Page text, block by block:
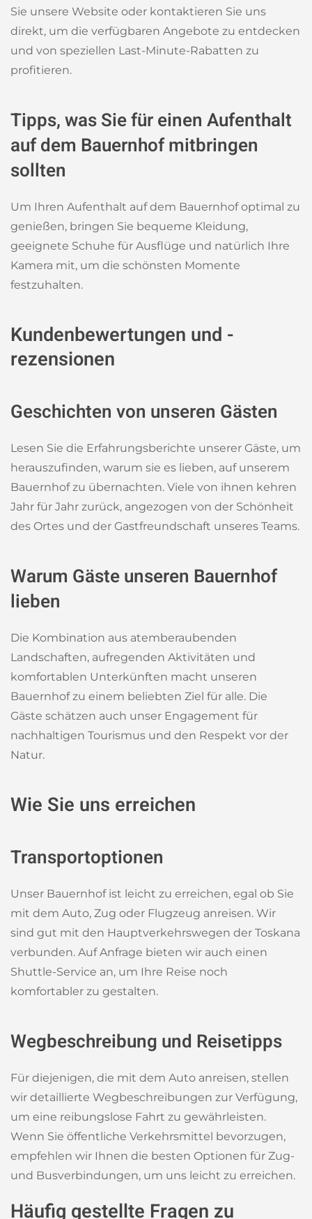
Sie unsere Website oder kontaktieren Sie uns
direkt, um die verfügbaren Angebote zu entdecken
und von speziellen Last-Minute-Rabatten zu
profitieren.
Tipps, was Sie für einen Aufenthalt
auf dem Bauernhof mitbringen
sollten
Um Ihren Aufenthalt auf dem Bauernhof optimal zu
genießen, bringen Sie bequeme Kleidung,
geeignete Schuhe für Ausflüge und natürlich Ihre
Kamera mit, um die schönsten Momente
festzuhalten.
Kundenbewertungen und -
rezensionen
Geschichten von unseren Gästen
Lesen Sie die Erfahrungsberichte unserer Gäste, um
herauszufinden, warum sie es lieben, auf unserem
Bauernhof zu übernachten. Viele von ihnen kehren
Jahr für Jahr zurück, angezogen von der Schönheit
des Ortes und der Gastfreundschaft unseres Teams.
Warum Gäste unseren Bauernhof
lieben
Die Kombination aus atemberaubenden
Landschaften, aufregenden Aktivitäten und
komfortablen Unterkünften macht unseren
Bauernhof zu einem beliebten Ziel für alle. Die
Gäste schätzen auch unser Engagement für
nachhaltigen Tourismus und den Respekt vor der
Natur.
Wie Sie uns erreichen
Transportoptionen
Unser Bauernhof ist leicht zu erreichen, egal ob Sie
mit dem Auto, Zug oder Flugzeug anreisen. Wir
sind gut mit den Hauptverkehrswegen der Toskana
verbunden. Auf Anfrage bieten wir auch einen
Shuttle-Service an, um Ihre Reise noch
komfortabler zu gestalten.
Wegbeschreibung und Reisetipps
Für diejenigen, die mit dem Auto anreisen, stellen
wir detaillierte Wegbeschreibungen zur Verfügung,
um eine reibungslose Fahrt zu gewährleisten.
Wenn Sie öffentliche Verkehrsmittel bevorzugen,
empfehlen wir Ihnen die besten Optionen für Zug-
und Busverbindungen, um uns leicht zu erreichen.
Häufig gestellte Fragen zu